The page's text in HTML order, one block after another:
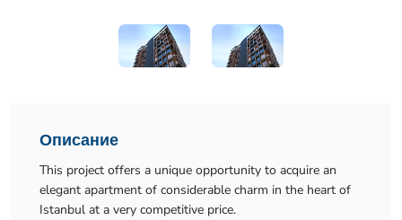
Описание
This project offers a unique opportunity to acquire an
elegant apartment of considerable charm in the heart of
Istanbul at a very competitive price.